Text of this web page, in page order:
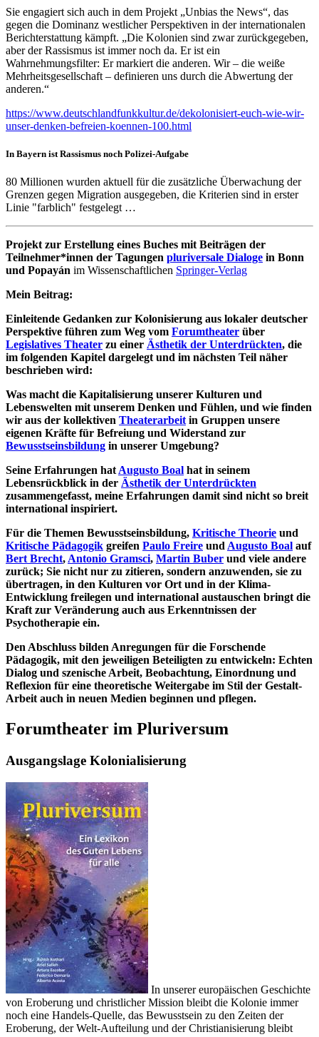
Sie engagiert sich auch in dem Projekt „Unbias the News“, das
gegen die Dominanz westlicher Perspektiven in der internationalen
Berichterstattung kämpft. „Die Kolonien sind zwar zurückgegeben,
aber der Rassismus ist immer noch da. Er ist ein
Wahrnehmungsfilter: Er markiert die anderen. Wir – die weiße
Mehrheitsgesellschaft – definieren uns durch die Abwertung der
anderen.“
https://www.deutschlandfunkkultur.de/dekolonisiert-euch-wie-wir-
unser-denken-befreien-koennen-100.html
In Bayern ist Rassismus noch Polizei-Aufgabe
80 Millionen wurden aktuell für die zusätzliche Überwachung der
Grenzen gegen Migration ausgegeben, die Kriterien sind in erster
Linie "farblich" festgelegt …
Projekt zur Erstellung eines Buches mit Beiträgen der
Teilnehmer*innen der Tagungen pluriversale Dialoge in Bonn
und Popayán im Wissenschaftlichen Springer-Verlag
Mein Beitrag:
Einleitende Gedanken zur Kolonisierung aus lokaler deutscher
Perspektive führen zum Weg vom Forumtheater über
Legislatives Theater zu einer Ästhetik der Unterdrückten, die
im folgenden Kapitel dargelegt und im nächsten Teil näher
beschrieben wird:
Was macht die Kapitalisierung unserer Kulturen und
Lebenswelten mit unserem Denken und Fühlen, und wie finden
wir aus der kollektiven Theaterarbeit in Gruppen unsere
eigenen Kräfte für Befreiung und Widerstand zur
Bewusstseinsbildung in unserer Umgebung?
Seine Erfahrungen hat Augusto Boal hat in seinem
Lebensrückblick in der Ästhetik der Unterdrückten
zusammengefasst, meine Erfahrungen damit sind nicht so breit
international inspiriert.
Für die Themen Bewusstseinsbildung, Kritische Theorie und
Kritische Pädagogik greifen Paulo Freire und Augusto Boal auf
Bert Brecht, Antonio Gramsci, Martin Buber und viele andere
zurück; Sie nicht nur zu zitieren, sondern anzuwenden, sie zu
übertragen, in den Kulturen vor Ort und in der Klima-
Entwicklung freilegen und international austauschen bringt die
Kraft zur Veränderung auch aus Erkenntnissen der
Psychotherapie ein.
Den Abschluss bilden Anregungen für die Forschende
Pädagogik, mit den jeweiligen Beteiligten zu entwickeln: Echten
Dialog und szenische Arbeit, Beobachtung, Einordnung und
Reflexion für eine theoretische Weitergabe im Stil der Gestalt-
Arbeit auch in neuen Medien beginnen und pflegen.
Forumtheater im Pluriversum
Ausgangslage Kolonialisierung
In unserer europäischen Geschichte
von Eroberung und christlicher Mission bleibt die Kolonie immer
noch eine Handels-Quelle, das Bewusstsein zu den Zeiten der
Eroberung, der Welt-Aufteilung und der Christianisierung bleibt